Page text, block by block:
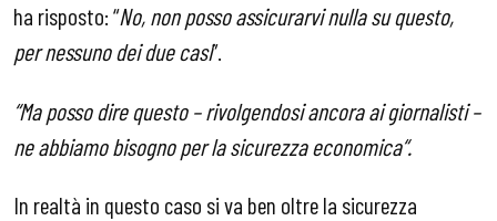
ha risposto: “No, non posso assicurarvi nulla su questo,
per nessuno dei due casi”.
“Ma posso dire questo – rivolgendosi ancora ai giornalisti –
ne abbiamo bisogno per la sicurezza economica“.
In realtà in questo caso si va ben oltre la sicurezza